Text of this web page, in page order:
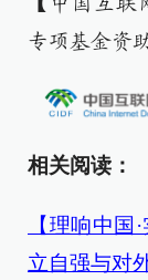
专项基金资
相关阅读：
【理响中国
立自强与对